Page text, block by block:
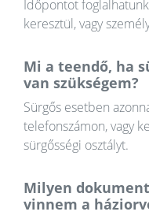
Időpontot
keresztül, vagy
Mi a teendő, ha
van szükségem?
Sürgős esetben
telefonszámon, vagy
sürgősségi osztályt.
Milyen
vinnem a